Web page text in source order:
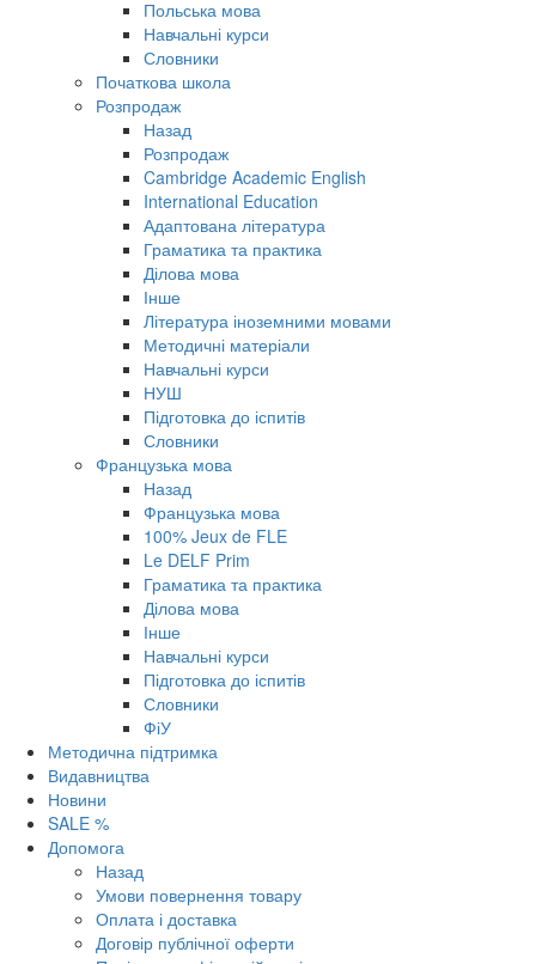
Польська мова
Навчальні курси
Словники
Початкова школа
Розпродаж
Назад
Розпродаж
Cambridge Academic English
International Education
Адаптована література
Граматика та практика
Ділова мова
Інше
Література іноземними мовами
Методичні матеріали
Навчальні курси
НУШ
Підготовка до іспитів
Словники
Французька мова
Назад
Французька мова
100% Jeux de FLE
Le DELF Prim
Граматика та практика
Ділова мова
Інше
Навчальні курси
Підготовка до іспитів
Словники
ФіУ
Методична підтримка
Видавництва
Новини
SALE %
Допомога
Назад
Умови повернення товару
Оплата і доставка
Договір публічної оферти